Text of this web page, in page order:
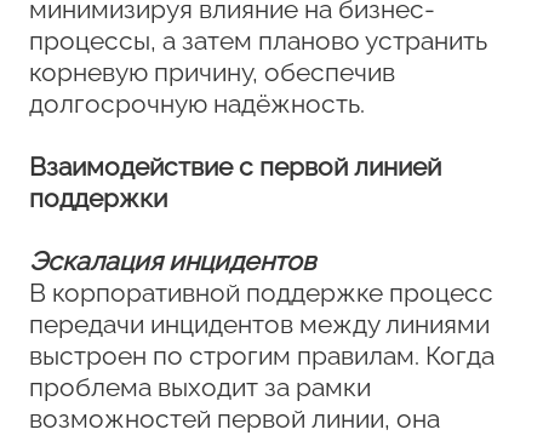
минимизируя влияние на бизнес-
процессы, а затем планово устранить
корневую причину, обеспечив
долгосрочную надёжность.
Взаимодействие с первой линией
поддержки
Эскалация инцидентов
В корпоративной поддержке процесс
передачи инцидентов между линиями
выстроен по строгим правилам. Когда
проблема выходит за рамки
возможностей первой линии, она